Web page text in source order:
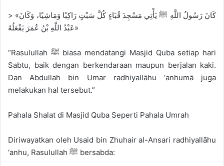
> «كَانَ رَسُولُ اللَّهِ ﷺ يَأْتِي مَسْجِدَ قُبَاءٍ كُلَّ سَبْتٍ رَاكِبًا وَمَاشِيًا، وَكَانَ
عَبْدُ اللَّهِ بْنُ عُمَرَ يَفْعَلُهُ»
“Rasulullah ﷺ biasa mendatangi Masjid Quba setiap hari
Sabtu, baik dengan berkendaraan maupun berjalan kaki.
Dan Abdullah bin Umar radhiyallāhu ‘anhumā juga
melakukan hal tersebut.”
Pahala Shalat di Masjid Quba Seperti Pahala Umrah
Diriwayatkan oleh Usaid bin Zhuhair al-Ansari radhiyallāhu
‘anhu, Rasulullah ﷺ bersabda: